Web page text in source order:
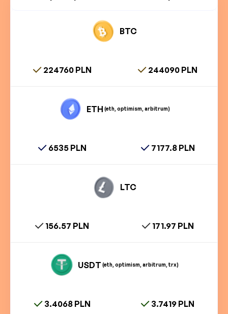
BTC
224760 PLN 244090 PLN
ETH (eth, optimism, arbitrum)
6535 PLN 7177.8 PLN
LTC
156.57 PLN 171.97 PLN
USDT (eth, optimism, arbitrum, trx)
3.4068 PLN 3.7419 PLN